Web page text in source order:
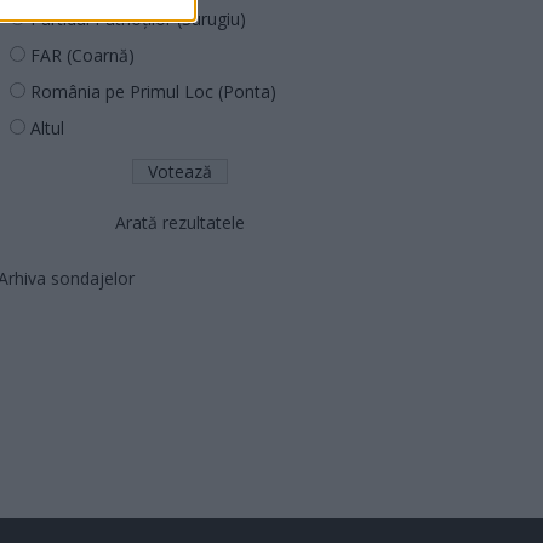
Partidul Patrioților (Surugiu)
FAR (Coarnă)
România pe Primul Loc (Ponta)
Altul
Arată rezultatele
sondajelor